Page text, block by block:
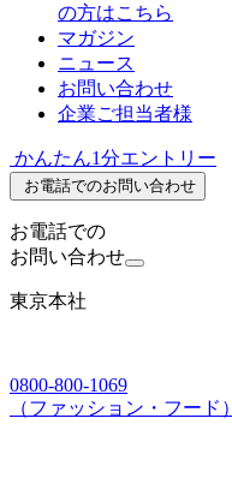
の方はこちら
マガジン
ニュース
お問い合わせ
企業ご担当者様
かんたん1分エントリー
お電話でのお問い合わせ
お電話での
お問い合わせ
東京本社
0800-800-1069
（ファッション・フード）